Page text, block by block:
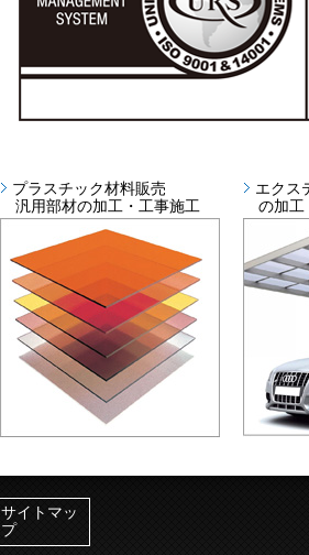
プラスチック材料販売
汎用部材の加工・工事施工
エクス
の加工
サイトマッ
プ